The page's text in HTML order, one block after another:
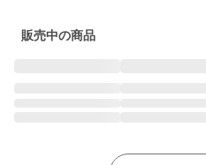
販売中の商品